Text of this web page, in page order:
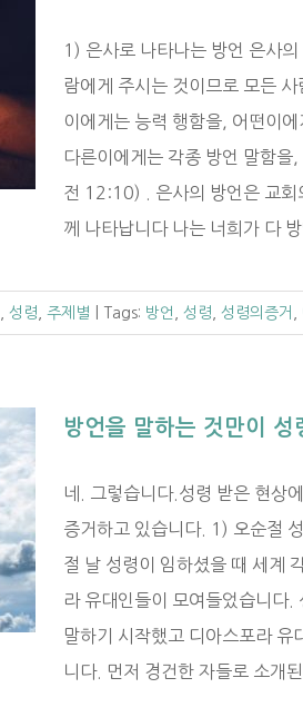
1) 은사로 나타나는 방언 은사
람에게 주시는 것이므로 모든
이에게는 능력 행함을, 어떤이
다른이에게는 각종 방언 말함을
전 12:10) . 은사의 방언은 교회
께 나타납니다 나는 너희가 다
성령 주제별 Tags: 방언 성령 성령의증거
방언을 말하는 것만이 성
네. 그렇습니다.성령 받은 현상
증거하고 있습니다. 1) 오순절
절 날 성령이 임하셨을 때 세계
라 유대인들이 모여들었습니다
말하기 시작했고 디아스포라 유
니다. 먼저 경건한 자들로 소개